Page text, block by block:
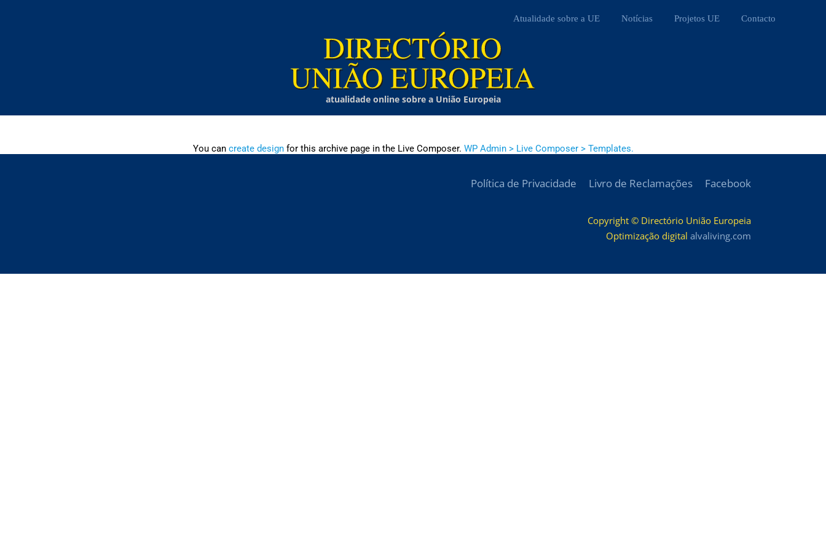
Atualidade sobre a UE Notícias Projetos UE Contacto
atualidade online sobre a União Europeia
You can create designfor this archive page in the Live Composer. WP Admin > Live Composer > Templates.
Política de Privacidade Livro de Reclamações Facebook
Copyright © Directório União Europeia
Optimização digital alvaliving.com